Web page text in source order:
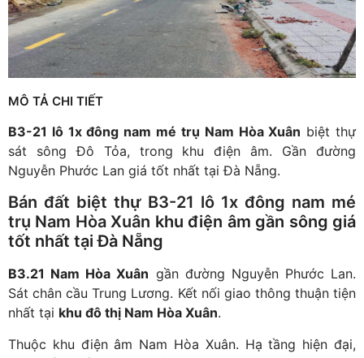
MÔ TẢ CHI TIẾT
B3-21 lô 1x đông nam mé trụ Nam Hòa Xuân biệt thự
sát sông Đô Tỏa, trong khu điện âm. Gần đường
Nguyễn Phước Lan giá tốt nhất tại Đà Nẵng.
Bán đất biệt thự B3-21 lô 1x đông nam mé
trụ Nam Hòa Xuân khu điện âm gần sông giá
tốt nhất tại Đà Nẵng
B3.21 Nam Hòa Xuân gần đường Nguyễn Phước Lan.
Sát chân cầu Trung Lương. Kết nối giao thông thuận tiện
nhất tại khu đô thị Nam Hòa Xuân.
Thuộc khu điện âm Nam Hòa Xuân. Hạ tầng hiện đại,